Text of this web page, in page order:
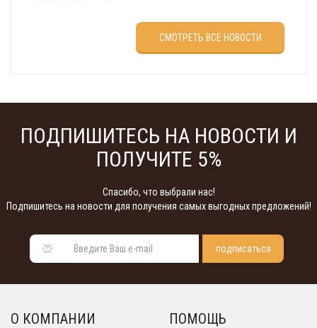
Что подарить на 23 февраля?
СМОТРЕТЬ ВСЕ НОВОСТИ
ПОДПИШИТЕСЬ НА НОВОСТИ И
ПОЛУЧИТЕ 5%
Спасибо, что выбрали нас!
Подпишитесь на новости для получения самых выгодных предложений!
подписаться
О КОМПАНИИ ПОМОЩЬ